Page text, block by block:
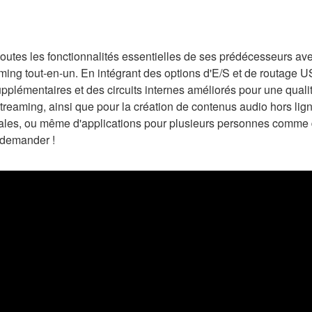
les fonctionnalités essentielles de ses prédécesseurs
tout-en-un. En intégrant des options d'E/S et de routage
et des circuits internes améliorés pour une
ainsi que pour la création de contenus audio hors
ou même d'applications pour plusieurs personnes
!